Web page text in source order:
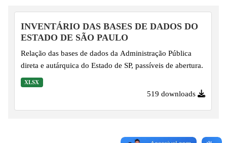
INVENTÁRIO DAS BASES DE DADOS DO
ESTADO DE SÃO PAULO
Relação das bases de dados da Administração Pública
direta e autárquica do Estado de SP, passíveis de abertura.
XLSX
519 downloads